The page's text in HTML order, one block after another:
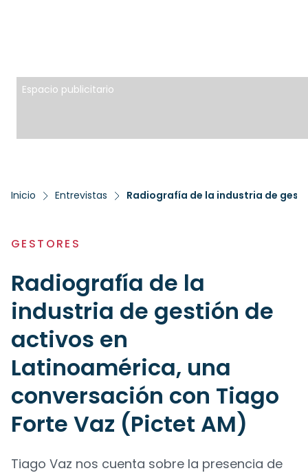
Espacio publicitario
Inicio Entrevistas
GESTORES
Radiografía de la
industria de gestión de
activos en
Latinoamérica, una
conversación con Tiago
Forte Vaz (Pictet AM)
Tiago Vaz nos cuenta sobre la presencia de